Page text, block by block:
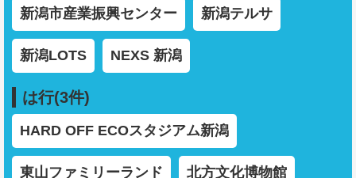
新潟市産業振興センター 新潟テルサ
新潟LOTS NEXS 新潟
は行(3件)
HARD OFF ECOスタジアム新潟
東山ファミリーランド 北方文化博物館